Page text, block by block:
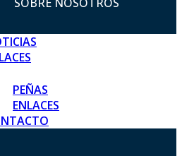
PEÑAS
ENLACES